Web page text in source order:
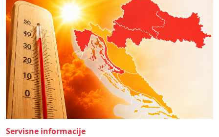
Servisne informacije